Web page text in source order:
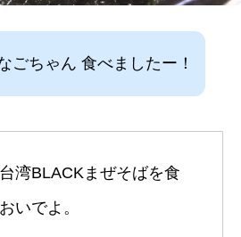
ごちゃん 食べましたー！
湾BLACKまぜそばを食
いでよ。